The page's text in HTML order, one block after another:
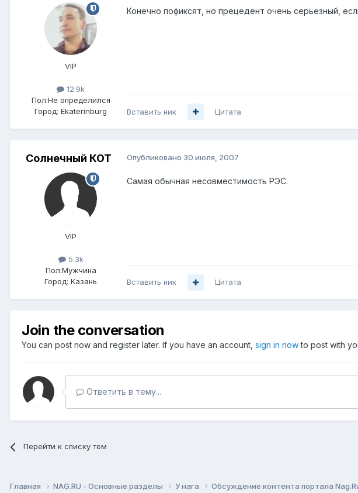
VIP
12.9k
Пол:Не определился
Город: Ekaterinburg
Конечно пофиксят, но прецедент очень серьезный,
Вставить ник Цитата
Солнечный КОТ
VIP
5.3k
Пол:Мужчина
Город: Казань
Опубликовано 30 июля, 2007
Самая обычная несовместимость РЭС.
Вставить ник Цитата
Join the conversation
You can post now and register later. If you have an account, sign in nowto post with
Ответить в тему...
Перейти к списку тем
Главная NAG.RU - Основные разделы У нага Обсуждение контента портала